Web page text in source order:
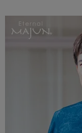
レーベルから探す